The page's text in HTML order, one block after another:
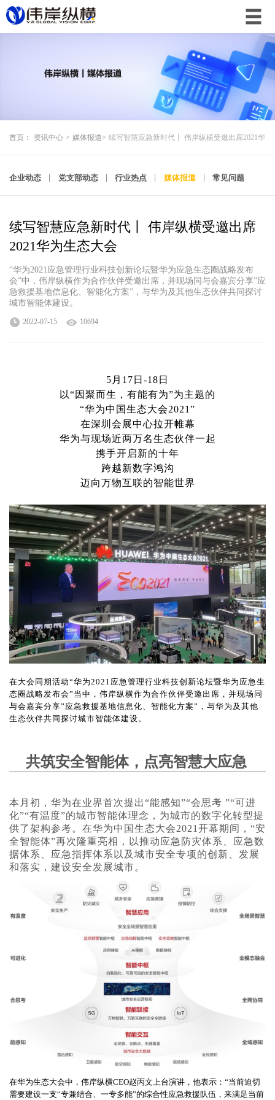
首页： 资讯中心 > 媒体报道> 续写智慧应急新时代丨 伟岸纵横受邀出席2021华为
企业动态 党支部动态 行业热点 媒体报道 常见问题
续写智慧应急新时代丨 伟岸纵横受邀出席
2021华为生态大会
“华为2021应急管理行业科技创新论坛暨华为应急生态圈战略发布
会”中，伟岸纵横作为合作伙伴受邀出席，并现场同与会嘉宾分享”应
急救援基地信息化、智能化方案”，与华为及其他生态伙伴共同探讨
城市智能体建设。
2022-07-15 10694
5月17日-18日
以“因聚而生，有能有为”为主题的
“华为中国生态大会2021”
在深圳会展中心拉开帷幕
华为与现场近两万名生态伙伴一起
携手开启新的十年
跨越新数字鸿沟
迈向万物互联的智能世界
在大会同期活动“华为2021应急管理行业科技创新论坛暨华为应急生
态圈战略发布会”当中，伟岸纵横作为合作伙伴受邀出席，并现场同
与会嘉宾分享”应急救援基地信息化、智能化方案”，与华为及其他
生态伙伴共同探讨城市智能体建设。
共筑安全智能体，点亮智慧大应急
本月初，华为在业界首次提出“能感知”“会思考 ”“可进
化”“有温度”的城市智能体理念，为城市的数字化转型提
供了架构参考。在华为中国生态大会2021开幕期间，“安
全智能体”再次隆重亮相，以推动应急防灾体系、应急数
据体系、应急指挥体系以及城市安全专项的创新、发展
和落实，建设安全发展城市。
在华为生态大会中，伟岸纵横CEO赵丙文上台演讲，他表示：“当前迫切
需要建设一支“专兼结合、一专多能”的综合性应急救援队伍，来满足当前